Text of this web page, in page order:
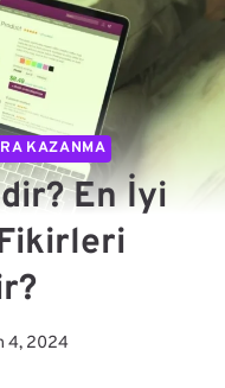
KAZANMA
En İyi
4, 2024